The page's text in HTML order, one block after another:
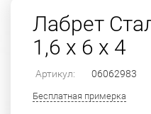
Лабрет
1,6 х 6 х 4
Артикул: 06062983
Бесплатная примерка